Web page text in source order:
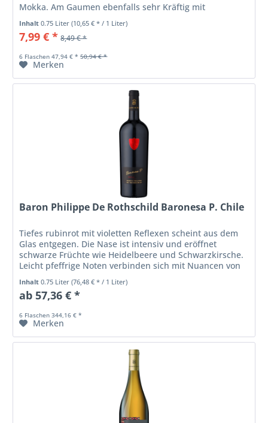
Mokka. Am Gaumen ebenfalls sehr Kräftig mit
Inhalt0.75 Liter(10,65 € * / 1 Liter)
7,99 € * 8,49 € *
6 Flaschen 47,94 € * 50,94 € *
Merken
Baron Philippe De Rothschild Baronesa P. Chile
Tiefes rubinrot mit violetten Reflexen scheint aus dem
Glas entgegen. Die Nase ist intensiv und eröffnet
schwarze Früchte wie Heidelbeere und Schwarzkirsche.
Leicht pfeffrige Noten verbinden sich mit Nuancen von
Inhalt0.75 Liter(76,48 € * / 1 Liter)
ab 57,36 € *
6 Flaschen 344,16 € *
Merken